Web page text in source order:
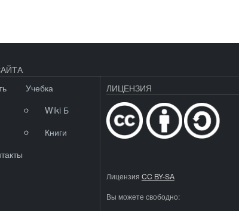
Учебка
Wiki Б
Книги
ЛИЦЕНЗИЯ
Лицензия CC BY-SA
Вы можете свободно: